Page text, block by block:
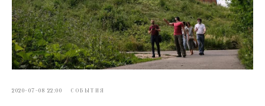
2020-07-08 22:00 СОБЫТИЯ